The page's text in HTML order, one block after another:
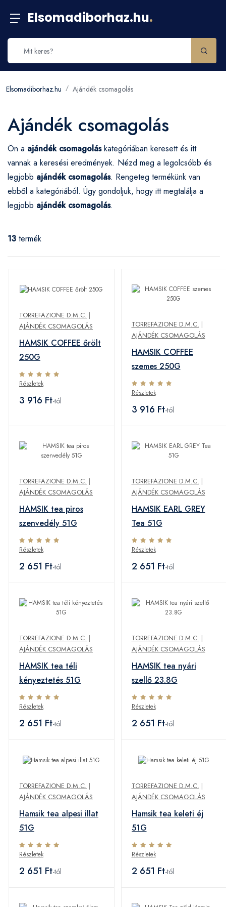
Elsomadiborhaz.hu.
Elsomadiborhaz.hu Ajándék csomagolás
Ajándék csomagolás
Ön a ajándék csomagoláskategóriában keresett és itt
vannak a keresési eredmények. Nézd meg a legolcsóbb és
legjobb ajándék csomagolás. Rengeteg termékünk van
ebből a kategóriából. Úgy gondoljuk, hogy itt megtalálja a
legjobb ajándék csomagolás.
13 termék
TORREFAZIONE D.M.C. |
AJÁNDÉK CSOMAGOLÁS
HAMSIK COFFEE őrölt
250G
Részletek
3 916 Ft-tól
TORREFAZIONE D.M.C. |
AJÁNDÉK CSOMAGOLÁS
HAMSIK COFFEE
szemes 250G
Részletek
3 916 Ft-tól
TORREFAZIONE D.M.C. |
AJÁNDÉK CSOMAGOLÁS
HAMSIK tea piros
szenvedély 51G
Részletek
2 651 Ft-tól
TORREFAZIONE D.M.C. |
AJÁNDÉK CSOMAGOLÁS
HAMSIK EARL GREY
Tea 51G
Részletek
2 651 Ft-tól
TORREFAZIONE D.M.C. |
AJÁNDÉK CSOMAGOLÁS
HAMSIK tea téli
kényeztetés 51G
Részletek
2 651 Ft-tól
TORREFAZIONE D.M.C. |
AJÁNDÉK CSOMAGOLÁS
HAMSIK tea nyári
szellő 23.8G
Részletek
2 651 Ft-tól
TORREFAZIONE D.M.C. |
AJÁNDÉK CSOMAGOLÁS
Hamsik tea alpesi illat
51G
Részletek
2 651 Ft-tól
TORREFAZIONE D.M.C. |
AJÁNDÉK CSOMAGOLÁS
Hamsik tea keleti éj
51G
Részletek
2 651 Ft-tól